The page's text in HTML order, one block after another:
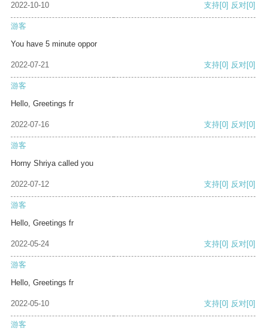
2022-10-10 支持[0] 反对[0]
游客
You have 5 minute oppor
2022-07-21 支持[0] 反对[0]
游客
Hello, Greetings fr
2022-07-16 支持[0] 反对[0]
游客
Horny Shriya called you
2022-07-12 支持[0] 反对[0]
游客
Hello, Greetings fr
2022-05-24 支持[0] 反对[0]
游客
Hello, Greetings fr
2022-05-10 支持[0] 反对[0]
游客